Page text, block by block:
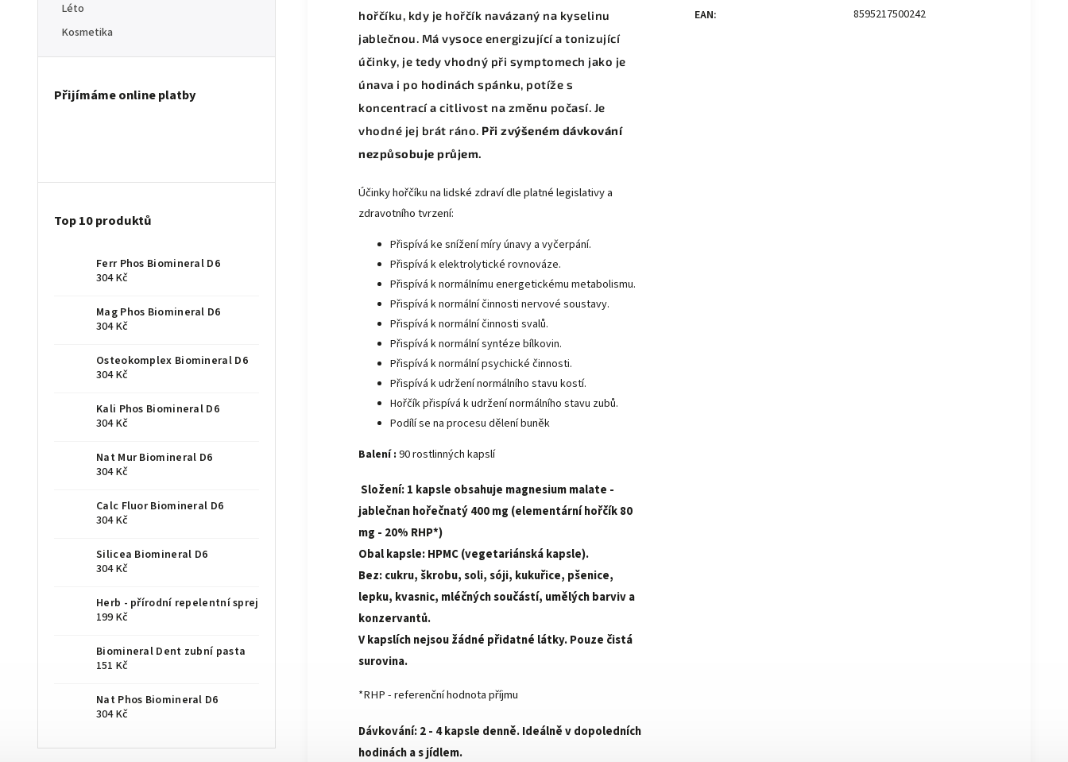
Léto
Kosmetika
Přijímáme online platby
Top 10 produktů
Ferr Phos Biomineral D6
304 Kč
Mag Phos Biomineral D6
304 Kč
Osteokomplex Biomineral D6
304 Kč
Kali Phos Biomineral D6
304 Kč
Nat Mur Biomineral D6
304 Kč
Calc Fluor Biomineral D6
304 Kč
Silicea Biomineral D6
304 Kč
Herb - přírodní repelentní sprej
199 Kč
Biomineral Dent zubní pasta
151 Kč
Nat Phos Biomineral D6
304 Kč
hořčíku, kdy je hořčík navázaný na kyselinu
jablečnou. Má vysoce energizující a tonizující
účinky, je tedy vhodný při symptomech jako je
únava i po hodinách spánku, potíže s
koncentrací a citlivost na změnu počasí. Je
vhodné jej brát ráno. Při zvýšeném dávkování
nezpůsobuje průjem.
Účinky hořčíku na lidské zdraví dle platné legislativy a
zdravotního tvrzení:
Přispívá ke snížení míry únavy a vyčerpání.
Přispívá k elektrolytické rovnováze.
Přispívá k normálnímu energetickému metabolismu.
Přispívá k normální činnosti nervové soustavy.
Přispívá k normální činnosti svalů.
Přispívá k normální syntéze bílkovin.
Přispívá k normální psychické činnosti.
Přispívá k udržení normálního stavu kostí.
Hořčík přispívá k udržení normálního stavu zubů.
Podílí se na procesu dělení buněk
Balení : 90 rostlinných kapslí
Složení:1 kapsle obsahuje magnesium malate -
jablečnan hořečnatý 400 mg (elementární hořčík 80
mg - 20% RHP*)
Obal kapsle: HPMC (vegetariánská kapsle).
Bez: cukru, škrobu, soli, sóji, kukuřice, pšenice,
lepku, kvasnic, mléčných součástí, umělých barviv a
konzervantů.
V kapslích nejsou žádné přidatné látky. Pouze čistá
surovina.
*RHP - referenční hodnota příjmu
Dávkování:2 - 4 kapsle denně. Ideálně v dopoledních
hodinách a s jídlem.
EAN: 8595217500242